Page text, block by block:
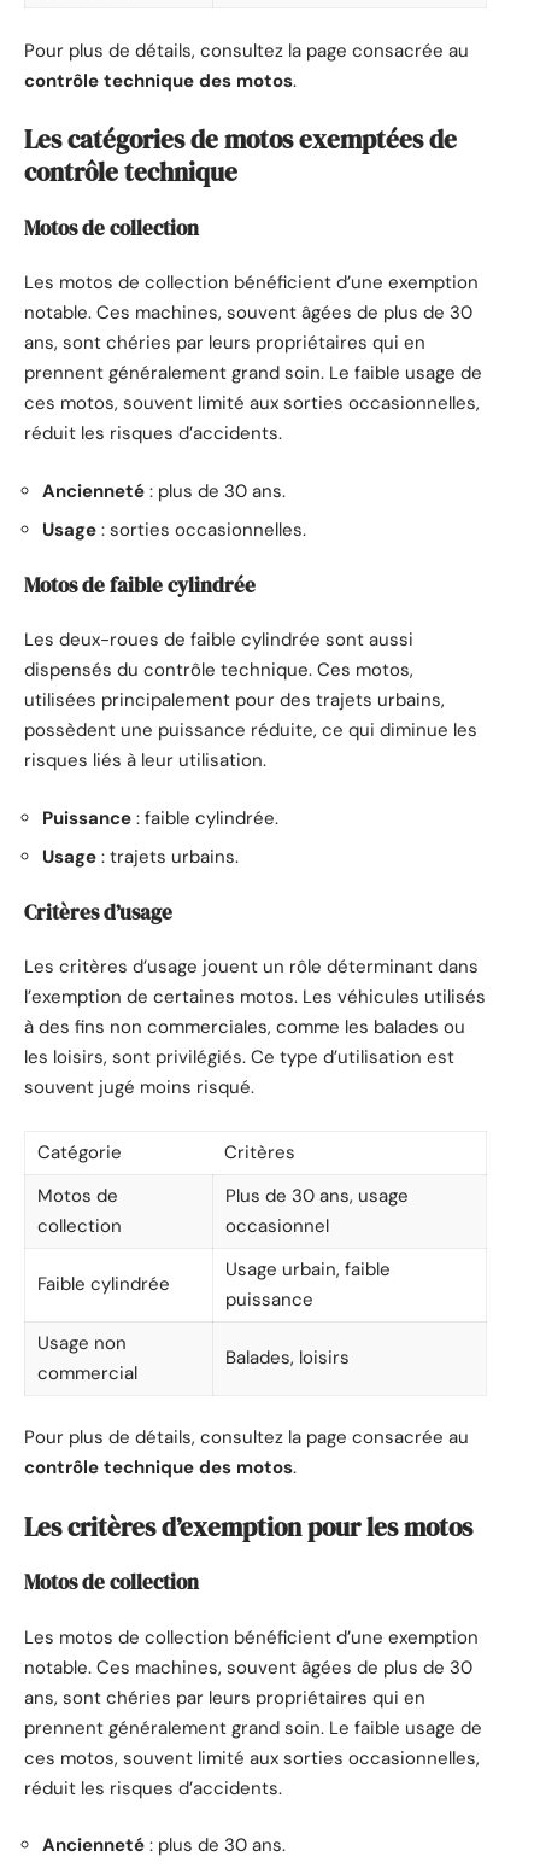
Pour plus de détails, consultez la page consacrée au
contrôle technique des motos.
Les catégories de motos exemptées de
contrôle technique
Motos de collection
Les motos de collection bénéficient d’une exemption
notable. Ces machines, souvent âgées de plus de 30
ans, sont chéries par leurs propriétaires qui en
prennent généralement grand soin. Le faible usage de
ces motos, souvent limité aux sorties occasionnelles,
réduit les risques d’accidents.
Ancienneté : plus de 30 ans.
Usage : sorties occasionnelles.
Motos de faible cylindrée
Les deux-roues de faible cylindrée sont aussi
dispensés du contrôle technique. Ces motos,
utilisées principalement pour des trajets urbains,
possèdent une puissance réduite, ce qui diminue les
risques liés à leur utilisation.
Puissance : faible cylindrée.
Usage : trajets urbains.
Critères d’usage
Les critères d’usage jouent un rôle déterminant dans
l’exemption de certaines motos. Les véhicules utilisés
à des fins non commerciales, comme les balades ou
les loisirs, sont privilégiés. Ce type d’utilisation est
souvent jugé moins risqué.
Catégorie
Critères
Motos de
collection
Plus de 30 ans, usage
occasionnel
Faible cylindrée
Usage urbain, faible
puissance
Usage non
commercial
Balades, loisirs
Pour plus de détails, consultez la page consacrée au
contrôle technique des motos.
Les critères d’exemption pour les motos
Motos de collection
Les motos de collection bénéficient d’une exemption
notable. Ces machines, souvent âgées de plus de 30
ans, sont chéries par leurs propriétaires qui en
prennent généralement grand soin. Le faible usage de
ces motos, souvent limité aux sorties occasionnelles,
réduit les risques d’accidents.
Ancienneté : plus de 30 ans.